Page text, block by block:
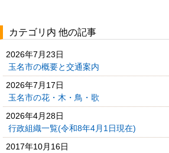
カテゴリ内 他の記事
2026年7月23日
玉名市の概要と交通案内
2026年7月17日
玉名市の花・木・鳥・歌
2026年4月28日
行政組織一覧(令和8年4月1日現在)
2017年10月16日